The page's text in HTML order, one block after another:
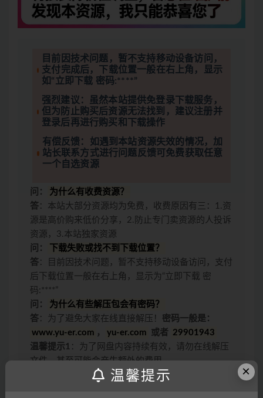
目前因技术问题，暂不支持移动设备访问，
支付完成后，下载位置一般在右上角，显示
如“立即下载 密码:****”
强烈建议：虽然本站提供免登录下载服务，
但为防止购买后资源无法找到，建议注册并
登录后再进行购买和下载操作
有偿反馈：如遇到本站资源失效的情况，加
站长联系方式进行问题反馈可免费获取任意
一个自选资源
问：
为什么有收费资源？
答 ：本站大部分资源均为免费，收费原因有三：1.资
源是高价购来低价分享，2.防止专门卖资源的人投诉
资源，3.本站独家资源
问：
下载失败或找不到下载位置？
答 ：目前因技术问题，暂不支持移动设备访问，支付
后下载位置一般在右上角，显示为“立即下载 密
码:****”
问：
为什么有些解压包会有密码？
答 ：为了避免大家在线直接解压！ 密码一般是：
www.yu-er.com ， yu-er.com 或者 29901943
温馨提示1 ：为了网盘内容持续有效，请勿在线解压
文件，甚至可能会产生额外的费用。
：网盘中内容均为互联网收集整理，资源
×
温馨提示